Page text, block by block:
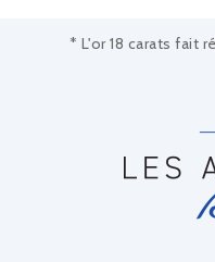
* L'or 18 carats fait